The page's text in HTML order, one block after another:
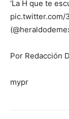
‘La H que te
pic.twitter.com/
Por Redacción
mypr